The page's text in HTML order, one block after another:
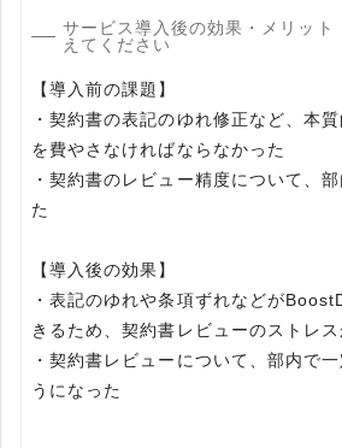
サービス導入後の効果・メリット
えてください
【導入前の課題】
・契約書の表記のゆれ修正など、本
を費やさなければならなかった
・契約書のレビュー精度について、
た
【導入後の効果】
・表記のゆれや条項ずれなどが
きるため、契約書レビューのストレ
・契約書レビューについて、部内で
うになった